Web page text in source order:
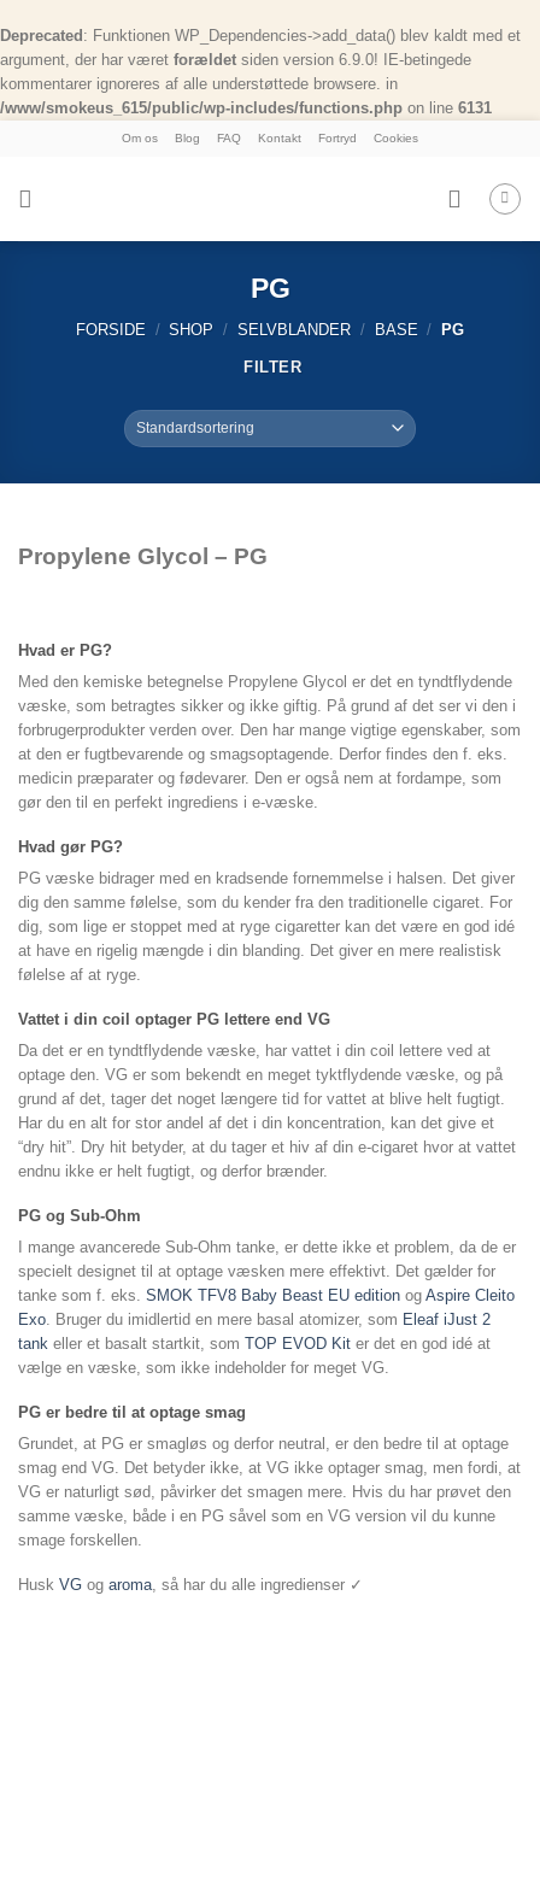
Deprecated : Funktionen WP_Dependencies->add_data() blev kaldt med et
argument, der har været forældet siden version 6.9.0! IE-betingede
kommentarer ignoreres af alle understøttede browsere. in
/www/smokeus_615/public/wp-includes/functions.php on line 6131
Om os Blog FAQ Kontakt Fortryd Cookies
PG
FORSIDE / SHOP / SELVBLANDER / BASE / PG
FILTER
Propylene Glycol – PG
Hvad er PG?
Med den kemiske betegnelse Propylene Glycol er det en tyndtflydende
væske, som betragtes sikker og ikke giftig. På grund af det ser vi den i
forbrugerprodukter verden over. Den har mange vigtige egenskaber, som
at den er fugtbevarende og smagsoptagende. Derfor findes den f. eks.
medicin præparater og fødevarer. Den er også nem at fordampe, som
gør den til en perfekt ingrediens i e-væske.
Hvad gør PG?
PG væske bidrager med en kradsende fornemmelse i halsen. Det giver
dig den samme følelse, som du kender fra den traditionelle cigaret. For
dig, som lige er stoppet med at ryge cigaretter kan det være en god idé
at have en rigelig mængde i din blanding. Det giver en mere realistisk
følelse af at ryge.
Vattet i din coil optager PG lettere end VG
Da det er en tyndtflydende væske, har vattet i din coil lettere ved at
optage den. VG er som bekendt en meget tyktflydende væske, og på
grund af det, tager det noget længere tid for vattet at blive helt fugtigt.
Har du en alt for stor andel af det i din koncentration, kan det give et
“dry hit”. Dry hit betyder, at du tager et hiv af din e-cigaret hvor at vattet
endnu ikke er helt fugtigt, og derfor brænder.
PG og Sub-Ohm
I mange avancerede Sub-Ohm tanke, er dette ikke et problem, da de er
specielt designet til at optage væsken mere effektivt. Det gælder for
tanke som f. eks. SMOK TFV8 Baby Beast EU edition og Aspire Cleito
Exo . Bruger du imidlertid en mere basal atomizer, som Eleaf iJust 2
tank eller et basalt startkit, som TOP EVOD Kit er det en god idé at
vælge en væske, som ikke indeholder for meget VG.
PG er bedre til at optage smag
Grundet, at PG er smagløs og derfor neutral, er den bedre til at optage
smag end VG. Det betyder ikke, at VG ikke optager smag, men fordi, at
VG er naturligt sød, påvirker det smagen mere. Hvis du har prøvet den
samme væske, både i en PG såvel som en VG version vil du kunne
smage forskellen.
Husk VG og aroma , så har du alle ingredienser ✓